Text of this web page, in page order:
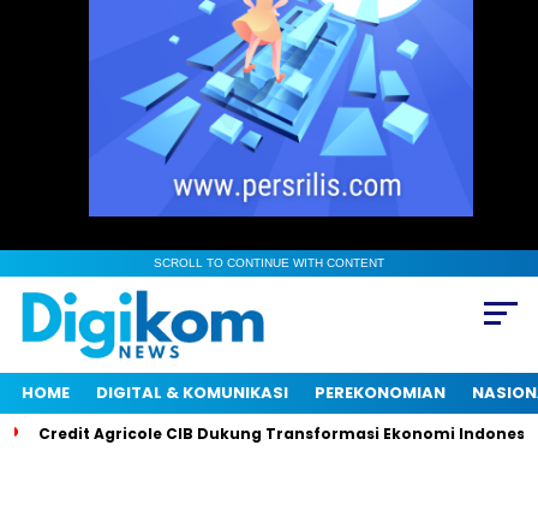
SCROLL TO CONTINUE WITH CONTENT
HOME DIGITAL & KOMUNIKASI PEREKONOMIAN
Credit Agricole CIB Dukung Transformasi Ekonomi Indonesia